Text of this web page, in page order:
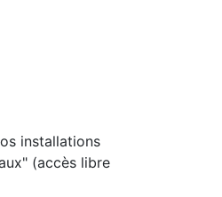
installations
(accès libre